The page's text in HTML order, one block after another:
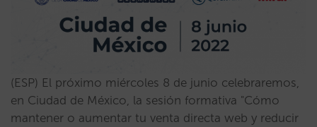
(ESP) El próximo miércoles 8 de junio celebraremos,
en Ciudad de México, la sesión formativa "Cómo
mantener o aumentar tu venta directa web y reducir